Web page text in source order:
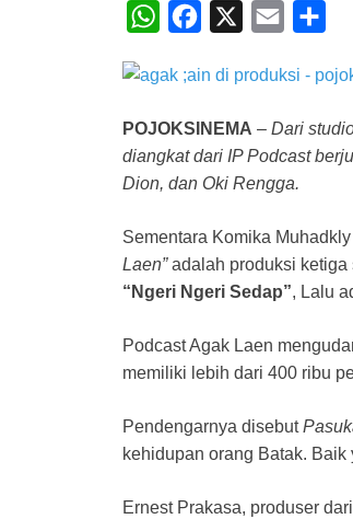
W
a
A
p
c
b
o
k
a
a
POJOKSINEMA – Dari
diangkat dari IP Podcast
Dion, dan Oki Rengga.
Sementara Komika
Laen”adalah produksi ketiga
“Ngeri Ngeri Sedap”, Lalu
Podcast Agak Laen
memiliki lebih dari 400 ribu
Pendengarnya disebut
kehidupan orang Batak.
Ernest Prakasa, produser